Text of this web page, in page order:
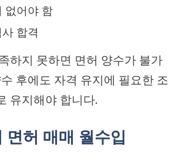
없어야 함
합격
하지 못하면 면허 양수가 불가
후에도 자격 유지에 필요한 조
유지해야 합니다.
면허 매매 월수입